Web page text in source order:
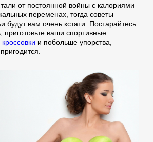
от постоянной войны с калориями
переменах, тогда советы
будут вам очень кстати. Постарайтесь
приготовьте ваши спортивные
и побольше упорства,